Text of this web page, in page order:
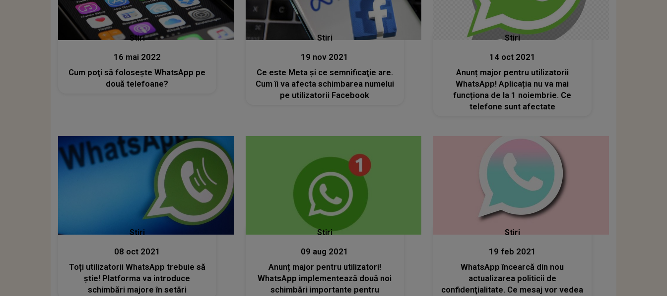
Stiri
16 mai 2022
Cum poţi să foloseşte WhatsApp pe
două telefoane?
Stiri
19 nov 2021
Ce este Meta şi ce semnificaţie are.
Cum îi va afecta schimbarea numelui
pe utilizatorii Facebook
Stiri
14 oct 2021
Anunț major pentru utilizatorii
WhatsApp! Aplicația nu va mai
funcționa de la 1 noiembrie. Ce
telefone sunt afectate
Stiri
08 oct 2021
Toți utilizatorii WhatsApp trebuie să
știe! Platforma va introduce
schimbări majore în setări
Stiri
09 aug 2021
Anunț major pentru utilizatori!
WhatsApp implementează două noi
schimbări importante pentru
Stiri
19 feb 2021
WhatsApp încearcă din nou
actualizarea politicii de
confidenţialitate. Ce mesaj vor vedea